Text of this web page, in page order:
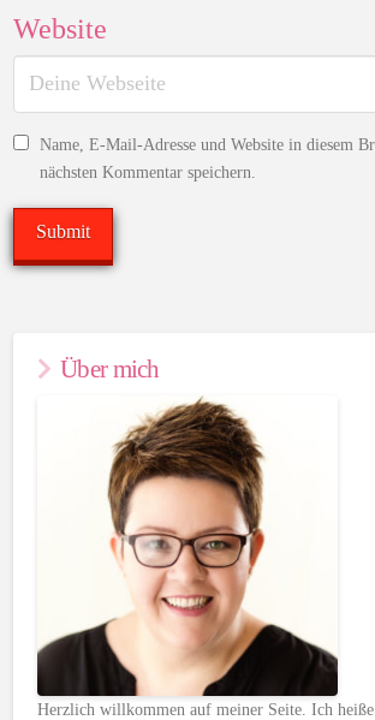
Website
Name, E-Mail-Adresse und Website in diesem
nächsten Kommentar speichern.
Über mich
Herzlich willkommen auf meiner Seite. Ich